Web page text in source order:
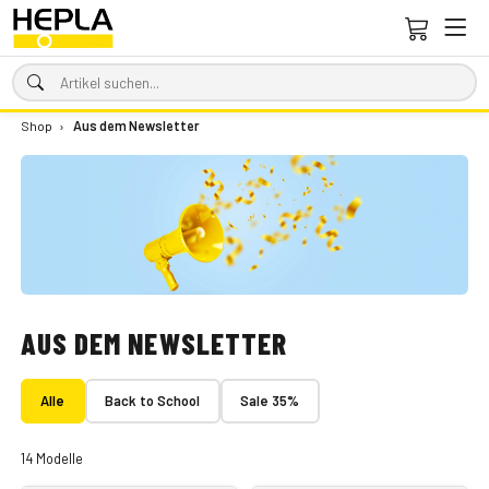
Shop › Aus dem Newsletter
AUS DEM NEWSLETTER
Alle Back to School Sale 35%
14 Modelle